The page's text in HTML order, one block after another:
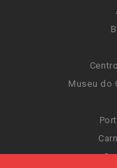
Museu do